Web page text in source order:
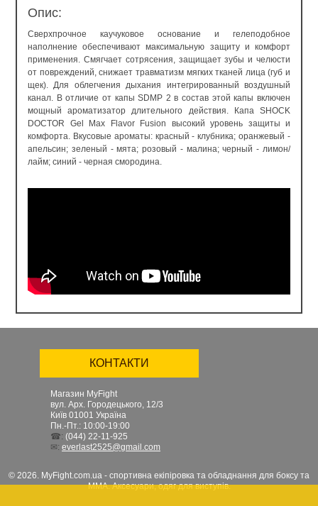
Опис:
Сверхпрочное каучуковое основание и гелеподобное
наполнение обеспечивают максимальную защиту и комфорт
применения. Смягчает сотрясения, защищает зубы и челюсти
от повреждений, снижает травматизм мягких тканей лица (губ и
щек). Для облегчения дыхания интегрированный воздушный
канал. В отличие от капы SDMP 2 в состав этой капы включен
мощный ароматизатор длительного действия. Капа SHOCK
DOCTOR Gel Max Flavor Fusion высокий уровень защиты и
комфорта. Вкусовые ароматы: красный - клубника; оранжевый -
апельсин; зеленый - мята; розовый - малина; черный - лимон/
лайм; синий - черная смородина.
КОНТАКТИ
Магазин MyFight
вул. Арх. Городецького, 12/3
Київ 01001 Україна
Пн.-Пт.: 10:00-19:00
☎: (044) 22-11-925
✉: everlast2525@gmail.com
© 2026. MyFight.com.ua - спортивна екіпіровка та обладнання для боксу та
ММА. Аксесуари, одяг для виступів.